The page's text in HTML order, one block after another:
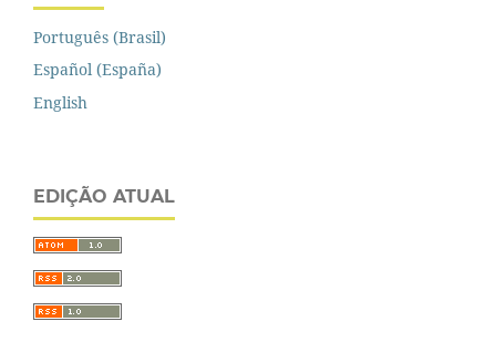
Português (Brasil)
Español (España)
English
EDIÇÃO ATUAL